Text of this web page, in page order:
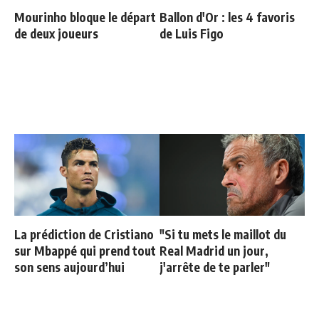
Mourinho bloque le départ
de deux joueurs
Ballon d'Or : les 4 favoris
de Luis Figo
La prédiction de Cristiano
sur Mbappé qui prend tout
son sens aujourd’hui
"Si tu mets le maillot du
Real Madrid un jour,
j'arrête de te parler"